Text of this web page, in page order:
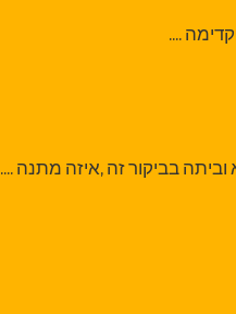
....
בביקור זה ,איזה מתנה ....